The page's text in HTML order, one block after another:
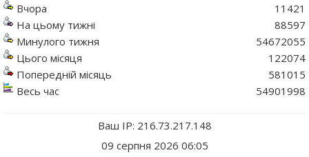
Вчора
На цьому тижні
Минулого тижня
Цього місяця
Попередній місяць
Весь час
11421
88597
54672055
122074
581015
54901998
Ваш IP: 216.73.217.148
09 серпня 2026 06:05